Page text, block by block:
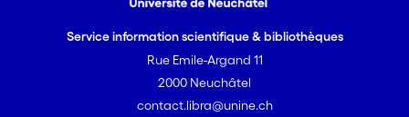
Service information scientifique & bibliothèques
Rue Emile-Argand 11
2000 Neuchâtel
contact.libra@unine.ch